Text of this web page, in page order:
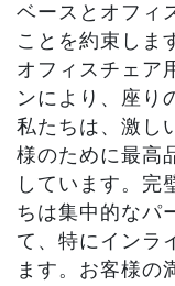
ベースとオフィ
ことを約束しま
オフィスチェア
ンにより、座り
私たちは、激し
様のために最高
しています。完
ちは集中的なパ
て、特にインラ
ます。お客様の